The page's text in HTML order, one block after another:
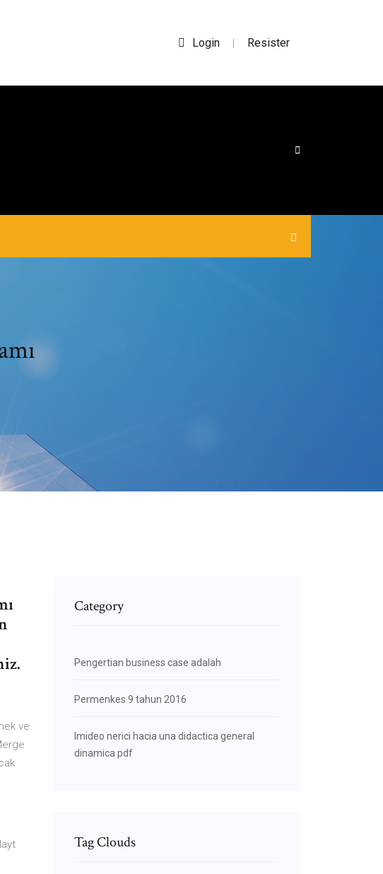
Login | Resister
ve
Category
Pengertian business case adalah
Permenkes 9 tahun 2016
Imideo nerici hacia una didactica general
dinamica pdf
Tag Clouds